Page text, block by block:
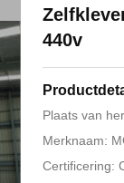
440v
Plaats van
Merknaam:
Certificering: